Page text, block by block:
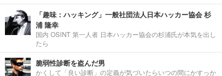
「趣味：ハッキング」一般社団法人日本ハッカー協会 杉
浦 隆幸
国内 OSINT 第一人者 日本ハッカー協会の杉浦氏が本気を出し
たら
脆弱性診断を盗んだ男
かくして「良い診断」の定義が気づいたらいつの間にかすっか